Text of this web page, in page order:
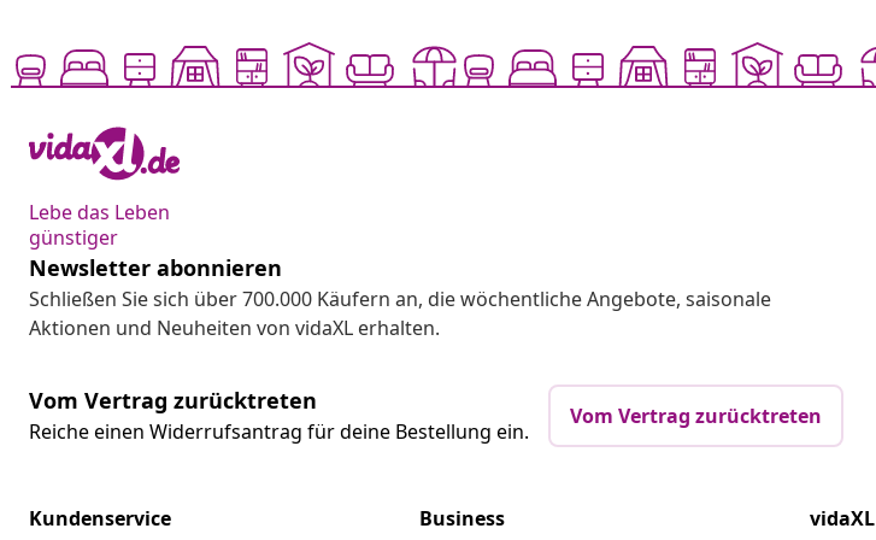
Lebe das Leben
günstiger
Newsletter abonnieren
Schließen Sie sich über 700.000 Käufern an, die wöchentliche Angebote, saisonale
Aktionen und Neuheiten von vidaXL erhalten.
Vom Vertrag zurücktreten
Reiche einen Widerrufsantrag für deine Bestellung ein.
Vom Vertrag zurücktreten
Kundenservice Business vidaXL